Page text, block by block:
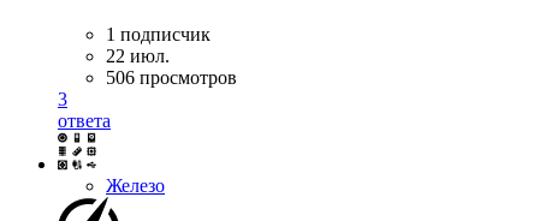
1 подписчик
22 июл.
506 просмотров
3
ответа
Железо